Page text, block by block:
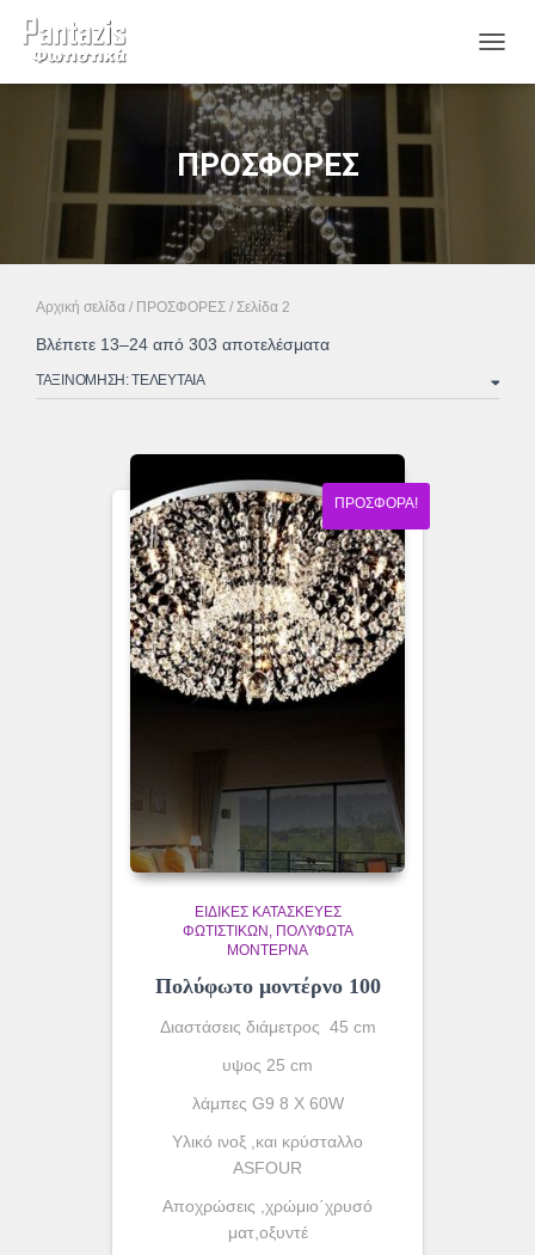
ΠΡΟΣΦΟΡΕΣ
Αρχική σελίδα / ΠΡΟΣΦΟΡΕΣ / Σελίδα 2
Βλέπετε 13–24 από 303 αποτελέσματαSorted
latest
ΠΡΟΣΦΟΡΆ!
ΕΙΔΙΚΈΣ ΚΑΤΑΣΚΕΥΈΣ
ΦΩΤΙΣΤΙΚΏΝ
ΠΟΛΎΦΩΤΑ
ΜΟΝΤΈΡΝΑ
Πολύφωτο μοντέρνο 100
Διαστάσεις διάμετρος 45 cm
υψος 25 cm
λάμπες G9 8 X 60W
Υλικό ινοξ ,και κρύσταλλο
ASFOUR
Αποχρώσεις ,χρώμιο΄χρυσό
ματ,οξυντέ